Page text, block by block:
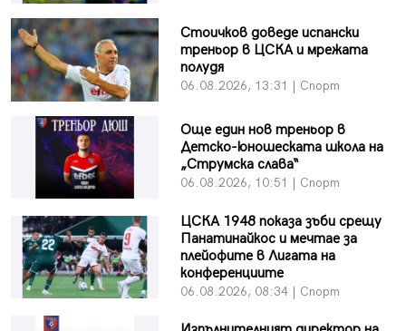
Стоичков доведе испански
треньор в ЦСКА и мрежата
полудя
06.08.2026, 13:31 | Спорт
Още един нов треньор в
Детско-юношеската школа на
„Струмска слава“
06.08.2026, 10:51 | Спорт
ЦСКА 1948 показа зъби срещу
Панатинайкос и мечтае за
плейофите в Лигата на
конференциите
06.08.2026, 08:34 | Спорт